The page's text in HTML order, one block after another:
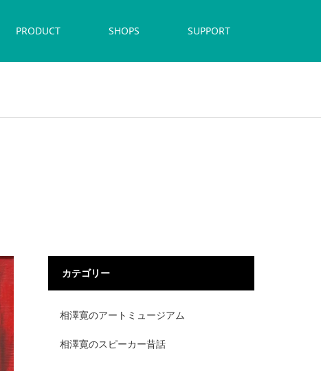
PRODUCT SHOPS SUPPORT
カテゴリー
相澤寛のアートミュージアム
相澤寛のスピーカー昔話